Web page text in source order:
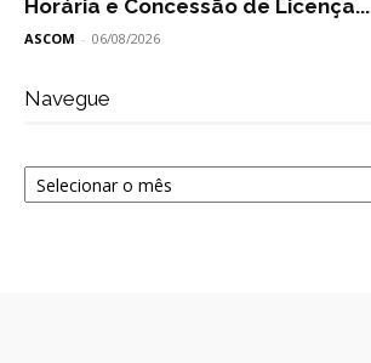
Horária e Concessão de Licença...
ASCOM - 06/08/2026
Navegue
Navegue